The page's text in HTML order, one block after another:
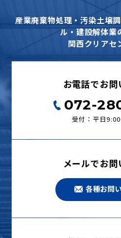
産業廃棄物処理・汚染土壌
ル・建設解体業
関西クリアセ
お電話でお問
072-
受付：平日
メールでお
各種お問